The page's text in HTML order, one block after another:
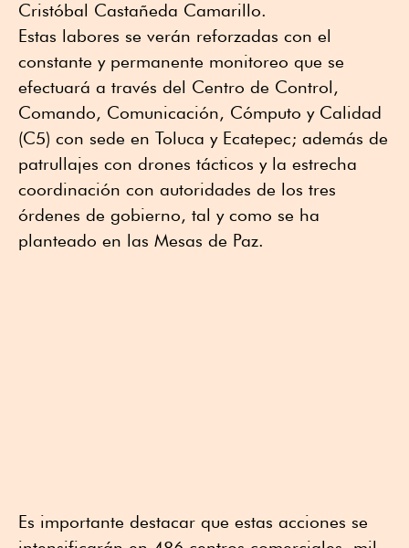
Cristóbal Castañeda Camarillo.
Estas labores se verán reforzadas con el
constante y permanente monitoreo que se
efectuará a través del Centro de Control,
Comando, Comunicación, Cómputo y Calidad
(C5) con sede en Toluca y Ecatepec; además de
patrullajes con drones tácticos y la estrecha
coordinación con autoridades de los tres
órdenes de gobierno, tal y como se ha
planteado en las Mesas de Paz.
Es importante destacar que estas acciones se